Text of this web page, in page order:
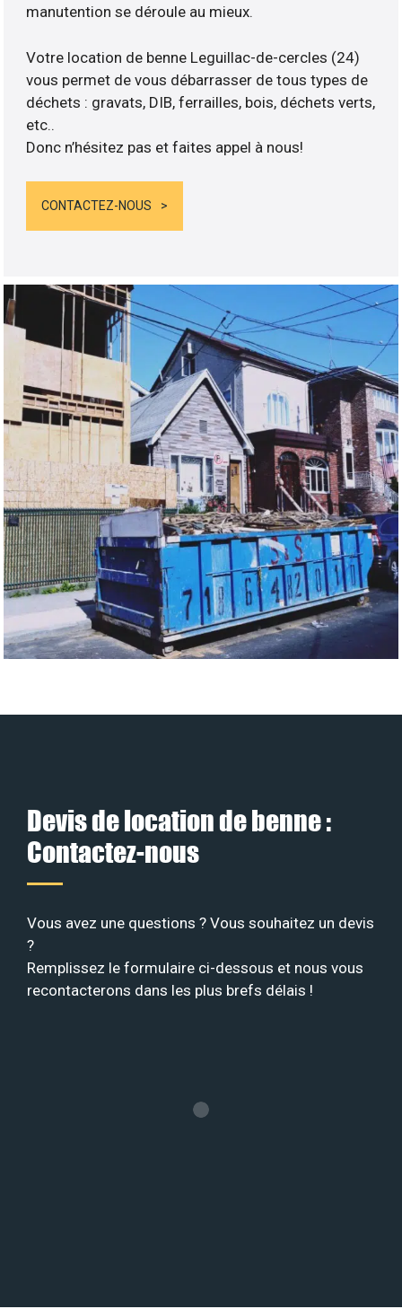
manutention se déroule au mieux.
Votre location de benne Leguillac-de-cercles (24)
vous permet de vous débarrasser de tous types de
déchets : gravats, DIB, ferrailles, bois, déchets verts,
etc..
Donc n’hésitez pas et faites appel à nous!
CONTACTEZ-NOUS
Devis de location de benne :
Contactez-nous
Vous avez une questions ? Vous souhaitez un devis
?
Remplissez le formulaire ci-dessous et nous vous
recontacterons dans les plus brefs délais !